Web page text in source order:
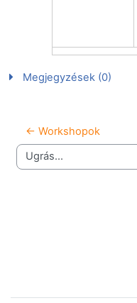
Megjegyzések (0)
← Workshopok
Ugrás...